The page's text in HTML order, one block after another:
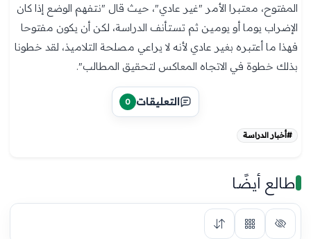
المفتوح، معتبرا الأمر "غير عادي"، حيث قال "نتفهم الوضع إذا كان
الإضراب يوما أو يومين ثم تستأنف الدراسة، لكن أن يكون مفتوحا
فهذا ما أعتبره بغير عادي لأنه لا يراعي مصلحة التلاميذ، لقد خطونا
بذلك خطوة في الاتجاه المعاكس لتحقيق المطالب".
التعليقات 0
#أخبار الدراسة
طالع أيضًا